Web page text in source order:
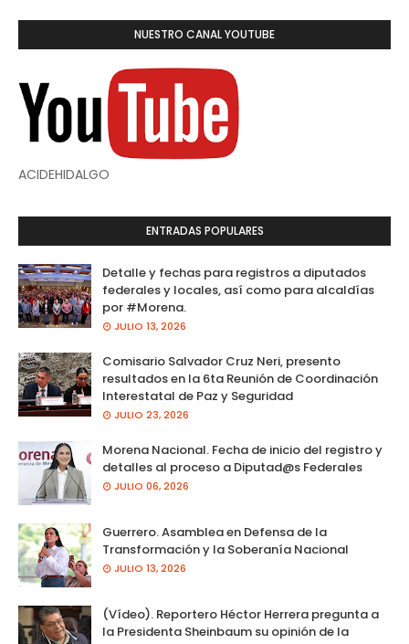
NUESTRO CANAL YOUTUBE
ACIDEHIDALGO
ENTRADAS POPULARES
Detalle y fechas para registros a diputados
federales y locales, así como para alcaldías
por #Morena.
JULIO 13, 2026
Comisario Salvador Cruz Neri, presento
resultados en la 6ta Reunión de Coordinación
Interestatal de Paz y Seguridad
JULIO 23, 2026
Morena Nacional. Fecha de inicio del registro y
detalles al proceso a Diputad@s Federales
JULIO 06, 2026
Guerrero. Asamblea en Defensa de la
Transformación y la Soberanía Nacional
JULIO 13, 2026
(Vídeo). Reportero Héctor Herrera pregunta a
la Presidenta Sheinbaum su opinión de la